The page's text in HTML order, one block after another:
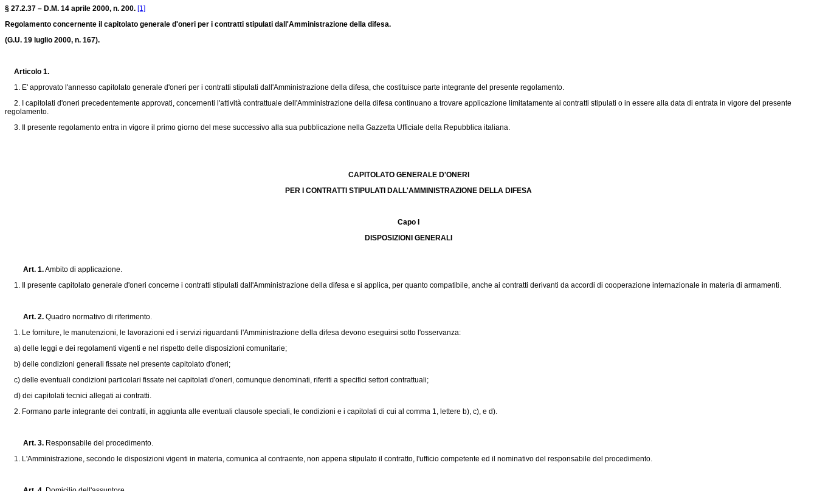
§ 27.2.37 – D.M. 14 aprile 2000, n. 200. [1]
Regolamento concernente il capitolato generale d'oneri per i contratti stipulati dall'Amministrazione della difesa.
(G.U. 19 luglio 2000, n. 167).
Articolo 1.
1. E' approvato l'annesso capitolato generale d'oneri per i contratti stipulati dall'Amministrazione della difesa, che costituisce parte integrante del presente regolamento.
2. I capitolati d'oneri precedentemente approvati, concernenti l'attività contrattuale dell'Amministrazione della difesa continuano a trovare applicazione limitatamente ai contratti stipulati o in essere alla data di entrata in vigore del presente
regolamento.
3. Il presente regolamento entra in vigore il primo giorno del mese successivo alla sua pubblicazione nella Gazzetta Ufficiale della Repubblica italiana.
CAPITOLATO GENERALE D'ONERI
PER I CONTRATTI STIPULATI DALL'AMMINISTRAZIONE DELLA DIFESA
Capo I
DISPOSIZIONI GENERALI
Art. 1.Ambito di applicazione.
1. Il presente capitolato generale d'oneri concerne i contratti stipulati dall'Amministrazione della difesa e si applica, per quanto compatibile, anche ai contratti derivanti da accordi di cooperazione internazionale in materia di armamenti.
Art. 2. Quadro normativo di riferimento.
1. Le forniture, le manutenzioni, le lavorazioni ed i servizi riguardanti l'Amministrazione della difesa devono eseguirsi sotto l'osservanza:
a) delle leggi e dei regolamenti vigenti e nel rispetto delle disposizioni comunitarie;
b) delle condizioni generali fissate nel presente capitolato d'oneri;
c) delle eventuali condizioni particolari fissate nei capitolati d'oneri, comunque denominati, riferiti a specifici settori contrattuali;
d) dei capitolati tecnici allegati ai contratti.
2. Formano parte integrante dei contratti, in aggiunta alle eventuali clausole speciali, le condizioni e i capitolati di cui al comma 1, lettere b), c), e d).
Art. 3. Responsabile del procedimento.
1. L'Amministrazione, secondo le disposizioni vigenti in materia, comunica al contraente, non appena stipulato il contratto, l'ufficio competente ed il nominativo del responsabile del procedimento.